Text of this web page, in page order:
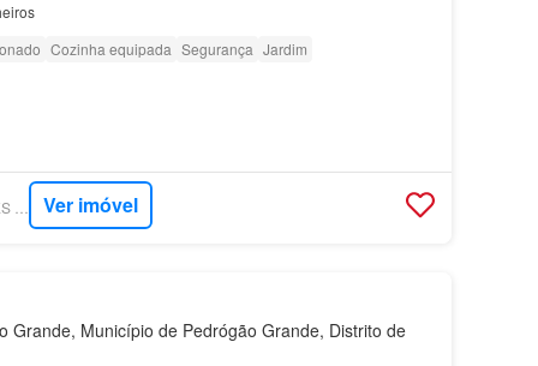
Cozinha equipada Segurança Jardim
Ver imóvel
Grande, Município de Pedrógão Grande, Distrito de